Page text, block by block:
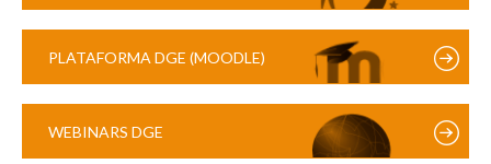
PLATAFORMA DGE (MOODLE)
WEBINARS DGE